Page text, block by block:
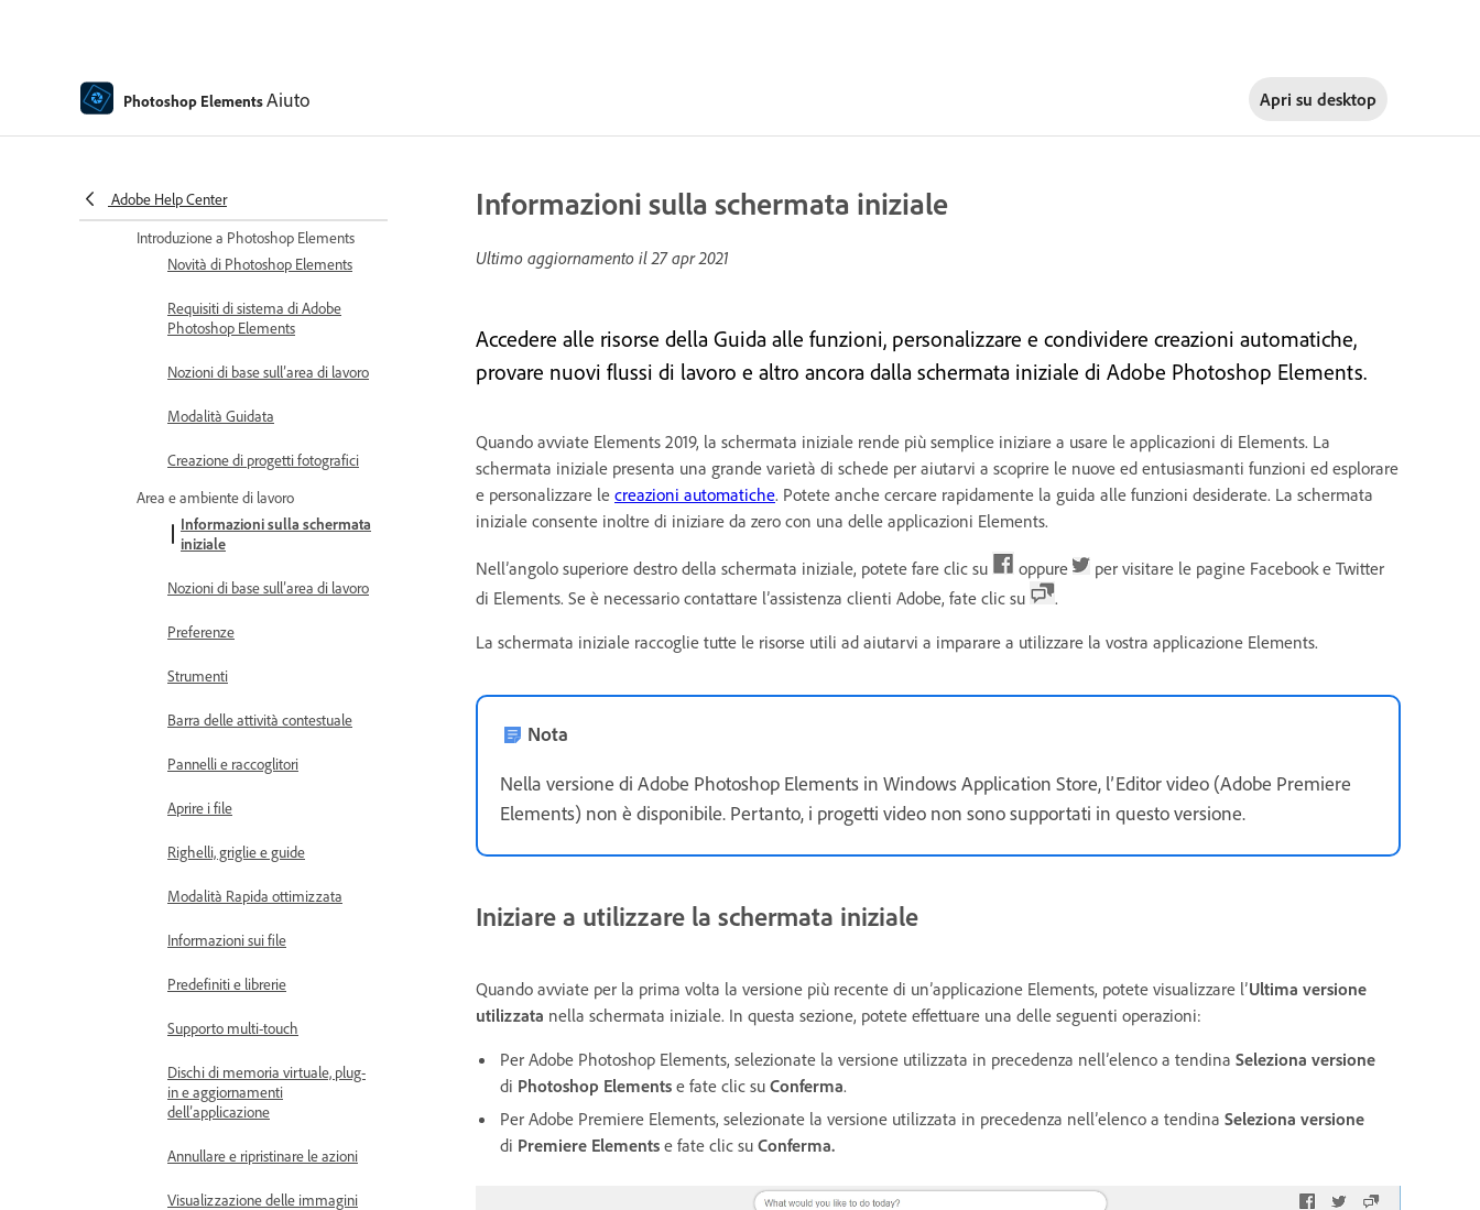
Photoshop ElementsAiuto Apri su desktop
Adobe Help Center
Scarica e installa i prodotti
Elements acquistati da Amazon
Elements
Introduzione a Photoshop Elements
Novità di Photoshop Elements
Requisiti di sistema di Adobe
Photoshop Elements
Nozioni di base sull’area di lavoro
Modalità Guidata
Creazione di progetti fotografici
Area e ambiente di lavoro
Informazioni sulla schermata
iniziale
Nozioni di base sull’area di lavoro
Preferenze
Strumenti
Barra delle attività contestuale
Pannelli e raccoglitori
Aprire i file
Righelli, griglie e guide
Modalità Rapida ottimizzata
Informazioni sui file
Predefiniti e librerie
Supporto multi-touch
Dischi di memoria virtuale, plug-
in e aggiornamenti
dell’applicazione
Annullare e ripristinare le azioni
Visualizzazione delle immagini
Informazioni sulla schermata iniziale
Ultimo aggiornamento il27 apr 2021
Accedere alle risorse della Guida alle funzioni, personalizzare e condividere creazioni automatiche,
provare nuovi flussi di lavoro e altro ancora dalla schermata iniziale di Adobe Photoshop Elements.
Quando avviate Elements 2019, la schermata iniziale rende più semplice iniziare a usare le applicazioni di Elements. La
schermata iniziale presenta una grande varietà di schede per aiutarvi a scoprire le nuove ed entusiasmanti funzioni ed esplorare
e personalizzare le creazioni automatiche. Potete anche cercare rapidamente la guida alle funzioni desiderate. La schermata
iniziale consente inoltre di iniziare da zero con una delle applicazioni Elements.
Nell’angolo superiore destro della schermata iniziale, potete fare clic su oppure
per visitare le pagine Facebook e Twitter
di Elements. Se è necessario contattare l’assistenza clienti Adobe, fate clic su
.
La schermata iniziale raccoglie tutte le risorse utili ad aiutarvi a imparare a utilizzare la vostra applicazione Elements.
Nota
Nella versione di Adobe Photoshop Elements in Windows Application Store, l’Editor video (Adobe Premiere
Elements) non è disponibile. Pertanto, i progetti video non sono supportati in questo versione.
Iniziare a utilizzare la schermata iniziale
Quando avviate per la prima volta la versione più recente di un’applicazione Elements, potete visualizzare l’Ultima versione
utilizzata nella schermata iniziale. In questa sezione, potete effettuare una delle seguenti operazioni:
Per Adobe Photoshop Elements, selezionate la versione utilizzata in precedenza nell’elenco a tendina Seleziona versione
di Photoshop Elements e fate clic su Conferma.
Per Adobe Premiere Elements, selezionate la versione utilizzata in precedenza nell’elenco a tendina Seleziona versione
di Premiere Elements e fate clic su Conferma.